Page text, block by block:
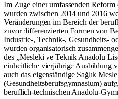
Im Zuge einer umfassenden
wurden zwischen 2014 und 2016
Veränderungen im Bereich der
zuvor differenzierten Formen von
Industrie-, Technik-, Gesundheits-
wurden organisatorisch
des „Mesleki ve Teknik Anadolu
einheitliche vierjährige Ausbildung
auch das eigenständige Sağlık
(Gesundheitsberufsgymnasium)
beruflich-technischen Anadolu-